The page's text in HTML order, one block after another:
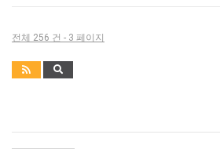
전체 256 건 - 3 페이지